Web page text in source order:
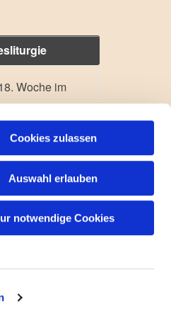
Cookies zulassen
Auswahl erlauben
notwendige Cookies
Woche im
II. Woche